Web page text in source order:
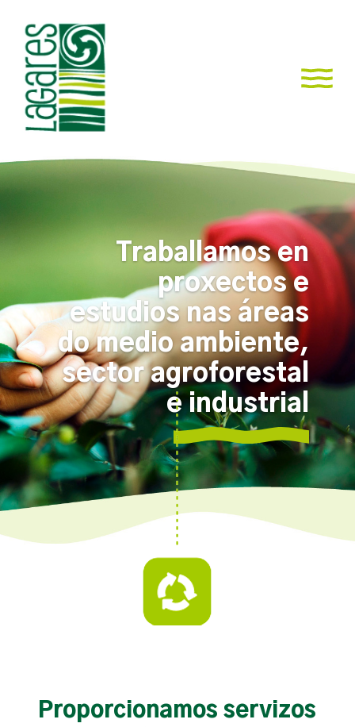
Traballamos en
proxectos e
estudios nas áreas
do medio ambiente,
sector agroforestal
e industrial
Proporcionamos servizos